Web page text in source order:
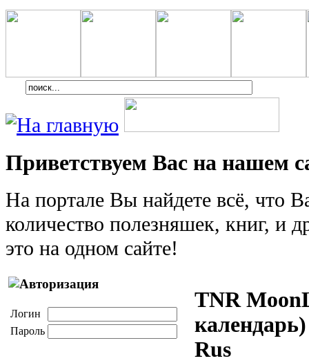
Приветствуем Вас на нашем
На портале Вы найдете всё, что
количество полезняшек, книг, и
это на одном сайте!
Логин
Пароль
TNR
Rus